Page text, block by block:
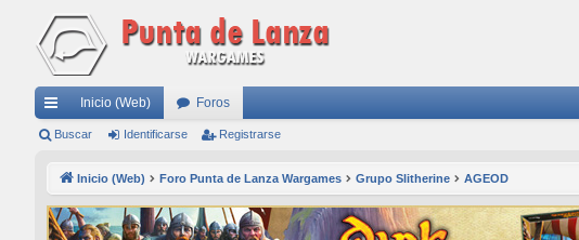
nl
rá
Inicio (Web) Foros
Buscar Identificarse Registrarse
Inicio (Web) Foro Punta de Lanza Wargames Grupo Slitherine AGEOD